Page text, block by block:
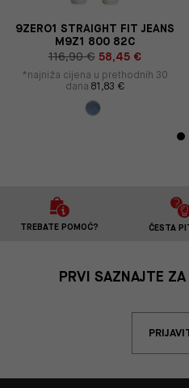
9ZERO1 STRAIGHT FIT JEANS
M9Z1 800 82C
116,90 € 58,45 €
*najniža cijena u prethodnih 30
dana 81,83 €
TREBATE POMOĆ? ČESTA
PRVI SAZNAJTE